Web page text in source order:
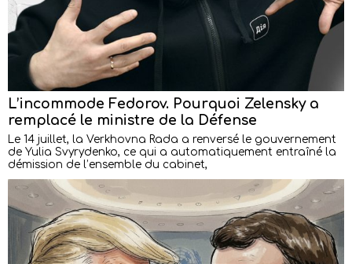
L’incommode Fedorov. Pourquoi Zelensky a
remplacé le ministre de la Défense
Le 14 juillet, la Verkhovna Rada a renversé le gouvernement
de Yulia Svyrydenko, ce qui a automatiquement entraîné la
démission de l’ensemble du cabinet,